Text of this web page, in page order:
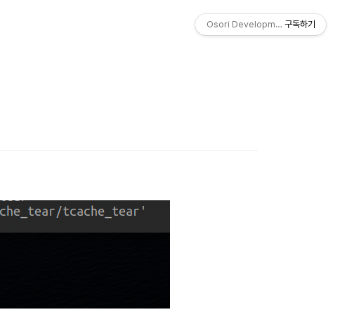
Osori Development Studio
구독하기